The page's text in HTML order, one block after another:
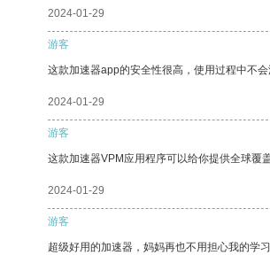
2024-01-29
游客
这款加速器app的安全性很高，使用过程中不
2024-01-29
游客
这款加速器VPM应用程序可以给你提供全球覆
2024-01-29
游客
超级好用的加速器，妈妈再也不用担心我的学习